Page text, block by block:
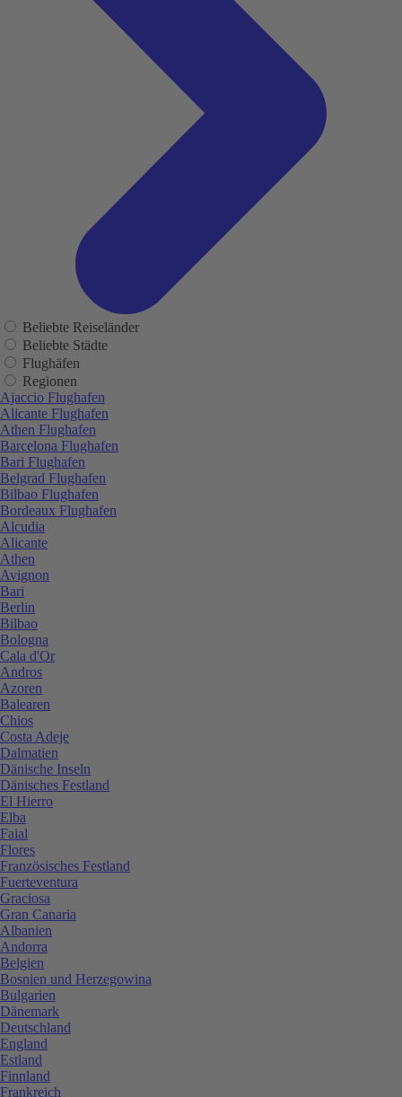
Beliebte Reiseländer
Beliebte Städte
Flughäfen
Regionen
Ajaccio Flughafen
Alicante Flughafen
Athen Flughafen
Barcelona Flughafen
Bari Flughafen
Belgrad Flughafen
Bilbao Flughafen
Bordeaux Flughafen
Alcudia
Alicante
Athen
Avignon
Bari
Berlin
Bilbao
Bologna
Cala d'Or
Andros
Azoren
Balearen
Chios
Costa Adeje
Dalmatien
Dänische Inseln
Dänisches Festland
El Hierro
Elba
Faial
Flores
Französisches Festland
Fuerteventura
Graciosa
Gran Canaria
Albanien
Andorra
Belgien
Bosnien und Herzegowina
Bulgarien
Dänemark
Deutschland
England
Estland
Finnland
Frankreich